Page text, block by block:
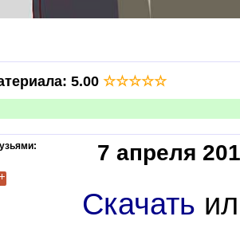
: 5.00 ☆☆☆☆☆
7 апреля
Скачать